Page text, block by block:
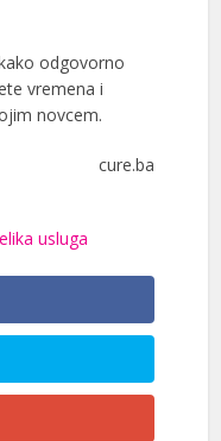
odgovorno
vremena i
novcem.
cure.ba
usluga